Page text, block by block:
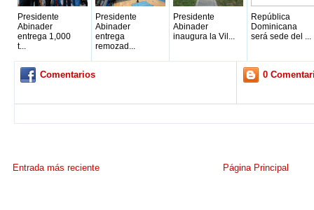
Presidente
Abinader
entrega 1,000
t...
Presidente
Abinader
entrega
remozad...
Presidente
Abinader
inaugura la Vil...
República
Dominicana
será sede del ...
Comentarios 0
Entrada más reciente Página Principal